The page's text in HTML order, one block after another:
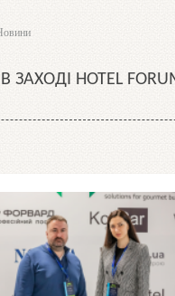
ЗАХОДІ HOTEL